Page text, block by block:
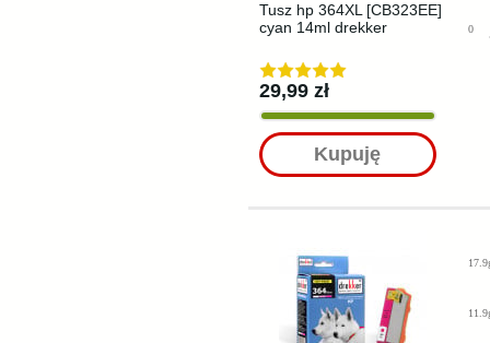
Tusz hp 364XL [CB323EE]
cyan 14ml drekker
29,99 zł
Kupuję
0